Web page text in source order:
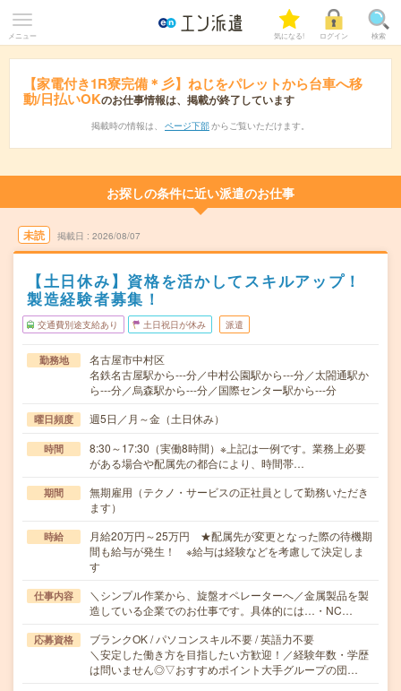
メニュー 気になる! ログイン 検索
【家電付き1R寮完備＊彡】ねじをパレットから台車へ移
動/日払いOKのお仕事情報は、掲載が終了しています
掲載時の情報は、 ページ下部 からご覧いただけます。
お探しの条件に近い派遣のお仕事
未読 掲載日 2026/08/07
【土日休み】資格を活かしてスキルアップ！
製造経験者募集！
交通費別途支給あり 土日祝日が休み 派遣
勤務地
名古屋市中村区
名鉄名古屋駅から---分／中村公園駅から---分／太閤通駅か
ら---分／烏森駅から---分／国際センター駅から---分
曜日頻度 週5日／月～金（土日休み）
時間
8:30～17:30（実働8時間）※上記は一例です。業務上必要
がある場合や配属先の都合により、時間帯…
期間
無期雇用（テクノ・サービスの正社員として勤務いただき
ます）
時給
月給20万円～25万円 ★配属先が変更となった際の待機期
間も給与が発生！ ※給与は経験などを考慮して決定しま
す
仕事内容
＼シンプル作業から、旋盤オペレーターへ／金属製品を製
造している企業でのお仕事です。具体的には…・NC…
応募資格
ブランクOK / パソコンスキル不要 / 英語力不要
＼安定した働き方を目指したい方歓迎！／経験年数・学歴
は問いません◎▽おすすめポイント大手グループの団…